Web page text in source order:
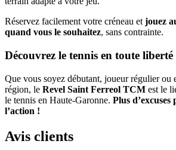
Réservez facilement votre créneau etjouez
quand vous le souhaitez, sans contrainte.
Découvrez le tennis en toute liberté
Que vous soyez débutant, joueur régulier ou
région, le Revel Saint Ferreol TCM est le
le tennis en Haute-Garonne. Plus d’excuses
l’action !
Avis clients